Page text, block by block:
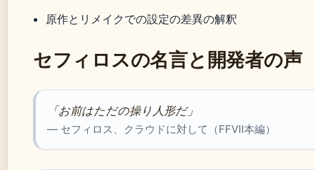
原作とリメイクでの設定の差異の解釈
セフィロスの名言と開発者の声
「お前はただの操り人形だ」
— セフィロス、クラウドに対して（FFVII本編）